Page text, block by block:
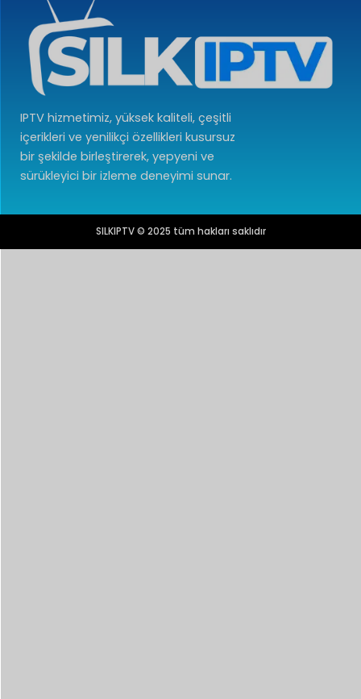
IPTV hizmetimiz, yüksek kaliteli, çeşitli
içerikleri ve yenilikçi özellikleri kusursuz
bir şekilde birleştirerek, yepyeni ve
sürükleyici bir izleme deneyimi sunar.
SILKIPTV © 2025 tüm hakları saklıdır